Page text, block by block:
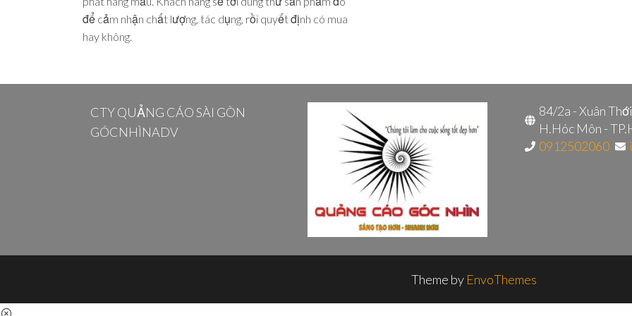
để cảm nhận chất lượng, tác dụng, rồi quyết định có mua
hay không.
CTY QUẢNG CÁO SÀI GÒN
GÓCNHÌNADV
84/2a - Xuân
H.Hóc Môn -
0912502060
Theme by EnvoThemes